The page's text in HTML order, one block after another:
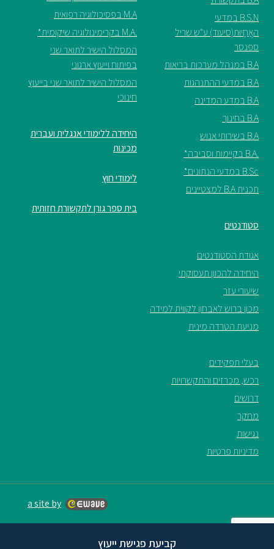
ספריה
משרתי
מילואים
וכוחות
הביטחון
–
זכויות
והטבות
הרשמו
קביעת פגישת ייעוץ
B.S.N במדעי
האֲחָיוּת(סיעוד) ע"ש שריל
ספנסר
B.A במנהל מערכות בריאות
B.A במדעי ההתנהגות
B.A במדע המדינה
B.A בחינוך
B.A בשירותי אנוש
.B.A בקיימות וסביבה*
B.Sc במדעי הנתונים*
תכנית B.A למצטיינים
M.A בפסיכולוגיה רפואית
.M.A בקרימינולוגיה שיקומית*
המסלול הישיר לתואר שני
בפיתוח וייעוץ ארגוני
המסלול הישיר לתואר שני בייעוץ
חינוכי
היחידה ללימודי אנגלית ועברית
מכינות
לימודי חוץ
בית ספר גורן לתקשורת חזותית
סטודנטים
אגודת הסטודנטים
היחידה להכוון תעסוקתי
שיעורי עזר
מכון ברוש לאבחון לקווית למידה
מניעת הטרדה מינית
בעלי תפקידים
רכש, מכרזים והתקשרויות
דרושים
מחקר
נגישות
מדיניות פרטיות
a site by